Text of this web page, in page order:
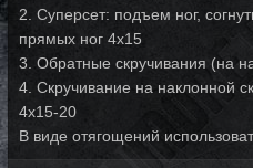
2. Суперсет: подъем ног,
прямых ног 4х15
3. Обратные скручивания (на
4. Скручивание на наклонной
4х15-20
В виде отягощений